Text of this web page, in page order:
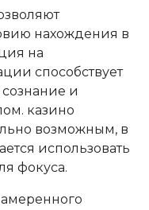
нахождения в
на
способствует
и
казино
возможным, в
использовать
фокуса.